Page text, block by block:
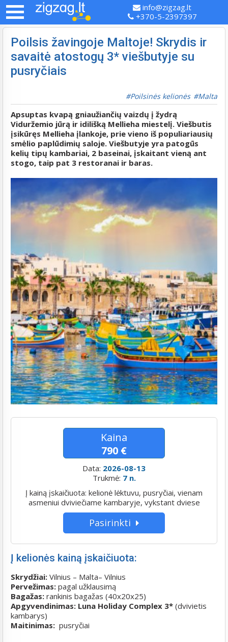
info@zigzag.lt
+370-5-2397397
Poilsis žavingoje Maltoje! Skrydis ir
savaitė atostogų 3* viešbutyje su
pusryčiais
Poilsinės kelionės Malta
Apsuptas kvapą gniaužiančių vaizdų į žydrą
Viduržemio jūrą ir idilišką Mellieha miestelį. Viešbutis
įsikūręs Mellieha įlankoje, prie vieno iš populiariausių
smėlio paplūdimių saloje. Viešbutyje yra patogūs
kelių tipų kambariai, 2 baseinai, įskaitant vieną ant
stogo, taip pat 3 restoranai ir baras.
Kaina
790 €
Data: 2026-08-13
Trukmė: 7 n.
Į kainą įskaičiuota: kelionė lėktuvu, pusryčiai, vienam
asmeniui dviviečiame kambaryje, vykstant dviese
Pasirinkti
Į kelionės kainą įskaičiuota:
Skrydžiai: Vilnius – Malta– Vilnius
Pervežimas: pagal užklausimą
Bagažas: rankinis bagažas (40x20x25)
Apgyvendinimas: Luna Holiday Complex 3* (dvivietis
kambarys)
Maitinimas: pusryčiai